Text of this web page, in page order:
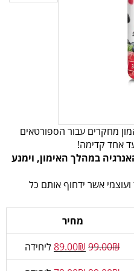
מחקרים עבור הספורטאים
אחד קדימה!
במהלך האימון, וימנע
אשר ידחוף אותם כל
מחיר
99.00₪
89.00₪
ליחידה